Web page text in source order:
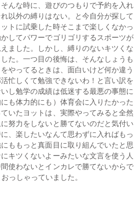
んな時に、遊びのつもりで予約を入れ
以外の縛りはない。と今自分が探して
トに試乗した時そこまで楽しくなかっ
してパワーでゴリゴリするスポーツが
ました。しかし、縛りのないキツくな
た。一つ目の後悔は、そんなしょうも
やってるときは、面白いけど何か違う
忙しくて勉強できないわ！と言い訳を
し勉学の成績は低迷する最悪の事態に
も体力的にも）体育会に入りたかった
いたヨットは、実際やってみると全然
努力をしないと勝てないのだと気付い
、楽したいなんて思わずに入ればもっ
ももっと真面目に取り組んでいたと思
キツくないよーみたいな文言を使う人
使わないとインカレで勝てないからで
っしゃっていました。